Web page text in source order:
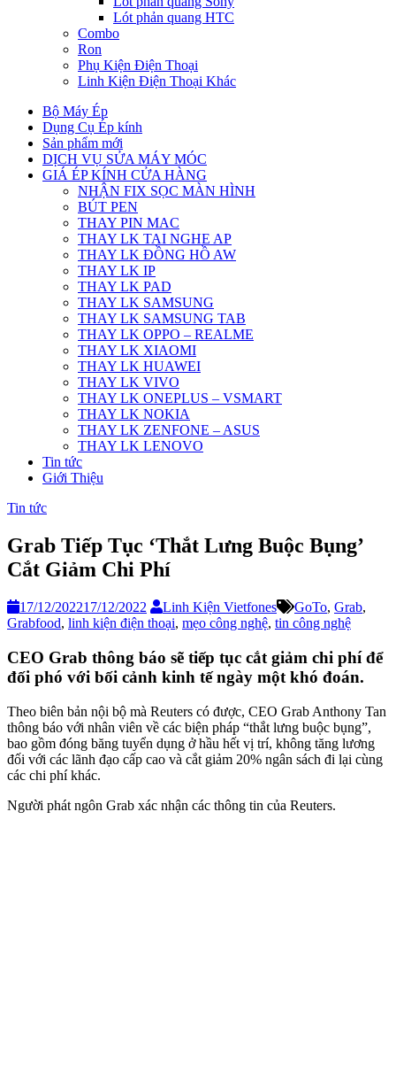
Lót phản quang HTC
Combo
Ron
Phụ Kiện Điện Thoại
Linh Kiện Điện Thoại Khác
Bộ Máy Ép
Dụng Cụ Ép kính
Sản phẩm mới
DỊCH VỤ SỬA MÁY MÓC
GIÁ ÉP KÍNH CỬA HÀNG
NHẬN FIX SỌC MÀN HÌNH
BÚT PEN
THAY PIN MAC
THAY LK TAI NGHE AP
THAY LK ĐỒNG HỒ AW
THAY LK IP
THAY LK PAD
THAY LK SAMSUNG
THAY LK SAMSUNG TAB
THAY LK OPPO – REALME
THAY LK XIAOMI
THAY LK HUAWEI
THAY LK VIVO
THAY LK ONEPLUS – VSMART
THAY LK NOKIA
THAY LK ZENFONE – ASUS
THAY LK LENOVO
Tin tức
Giới Thiệu
Tin tức
Grab Tiếp Tục ‘Thắt Lưng Buộc Bụng’
Cắt Giảm Chi Phí
17/12/202217/12/2022 Linh Kiện Vietfones GoTo, Grab,
Grabfood, linh kiện điện thoại, mẹo công nghệ, tin công nghệ
CEO Grab thông báo sẽ tiếp tục cắt giảm chi phí để
đối phó với bối cảnh kinh tế ngày một khó đoán.
Theo biên bản nội bộ mà Reuters có được, CEO Grab Anthony Tan
thông báo với nhân viên về các biện pháp “thắt lưng buộc bụng”,
bao gồm đóng băng tuyển dụng ở hầu hết vị trí, không tăng lương
đối với các lãnh đạo cấp cao và cắt giảm 20% ngân sách đi lại cùng
các chi phí khác.
Người phát ngôn Grab xác nhận các thông tin của Reuters.